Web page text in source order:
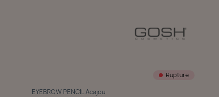
Rupture
EYEBROW PENCIL Acajou